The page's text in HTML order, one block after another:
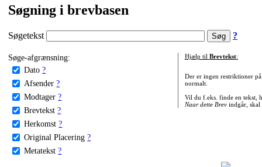
Søgning i brevbasen
Søgetekst ?
Søge-afgrænsning:
Dato ?
Afsender ?
Modtager ?
Brevtekst ?
Herkomst ?
Original Placering ?
Metatekst ?
Hjælp til Brevtekst:
Der er ingen restriktioner
normalt.
Vil du f.eks. finde en tekst,
Naar dette Brevindgår, skal